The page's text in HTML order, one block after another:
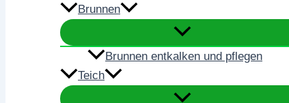
Brunnen
Brunnen entkalken und pflegen
Teich